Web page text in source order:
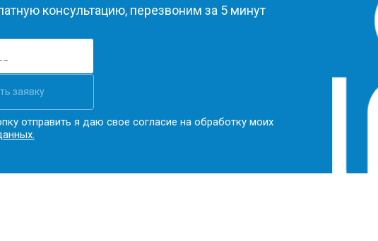
консультацию, перезвоним за 5 минут
заявку
отправить я даю свое согласие на обработку моих